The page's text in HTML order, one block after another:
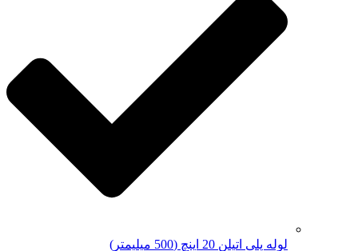
لوله پلی اتیلن 20 اینچ (500 میلیمتر)